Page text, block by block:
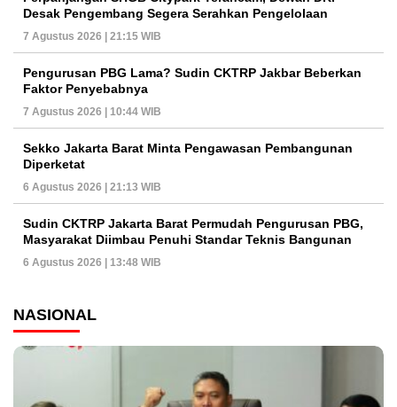
Desak Pengembang Segera Serahkan Pengelolaan
7 Agustus 2026 | 21:15 WIB
Pengurusan PBG Lama? Sudin CKTRP Jakbar Beberkan
Faktor Penyebabnya
7 Agustus 2026 | 10:44 WIB
Sekko Jakarta Barat Minta Pengawasan Pembangunan
Diperketat
6 Agustus 2026 | 21:13 WIB
Sudin CKTRP Jakarta Barat Permudah Pengurusan PBG,
Masyarakat Diimbau Penuhi Standar Teknis Bangunan
6 Agustus 2026 | 13:48 WIB
NASIONAL